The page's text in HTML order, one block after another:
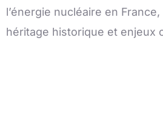
l’énergie nucléaire en
héritage historique et enjeux